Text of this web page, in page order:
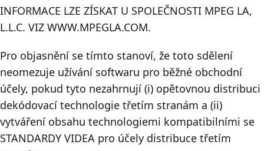
INFORMACE LZE ZÍSKAT U SPOLEČNOSTI MPEG LA,
L.L.C. VIZ WWW.MPEGLA.COM.
Pro objasnění se tímto stanoví, že toto sdělení
neomezuje užívání softwaru pro běžné obchodní
účely, pokud tyto nezahrnují (i) opětovnou distribuci
dekódovací technologie třetím stranám a (ii)
vytváření obsahu technologiemi kompatibilními se
STANDARDY VIDEA pro účely distribuce třetím